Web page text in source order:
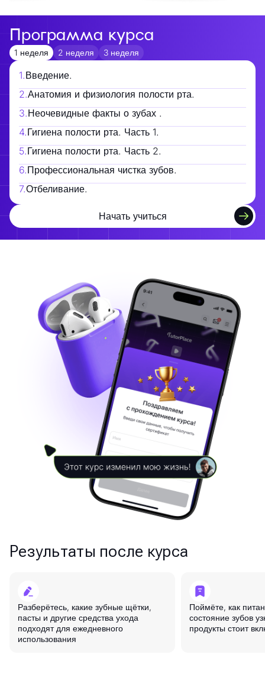
Программа курса
1 неделя 2 неделя 3 неделя
1.Введение.
2.Анатомия и физиология полости рта.
3.Неочевидные факты о зубах .
4.Гигиена полости рта. Часть 1.
5.Гигиена полости рта. Часть 2.
6.Профессиональная чистка зубов.
7.Отбеливание.
Начать учиться
Результаты после курса
Разберётесь, какие зубные щётки,
пасты и другие средства ухода
подходят для ежедневного
использования
Поймёте, как
состояние зубов
продукты стоит